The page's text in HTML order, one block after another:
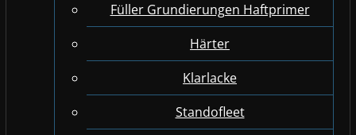
Füller Grundierungen Haftprimer
Härter
Klarlacke
Standofleet